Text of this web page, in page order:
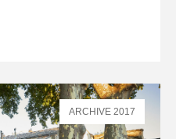
ARCHIVE 2017